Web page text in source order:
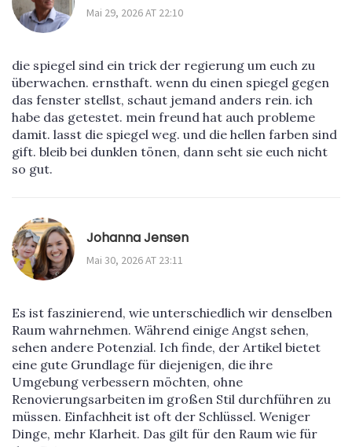
Mai 29, 2026 AT 22:10
die spiegel sind ein trick der regierung um euch zu
überwachen. ernsthaft. wenn du einen spiegel gegen
das fenster stellst, schaut jemand anders rein. ich
habe das getestet. mein freund hat auch probleme
damit. lasst die spiegel weg. und die hellen farben sind
gift. bleib bei dunklen tönen, dann seht sie euch nicht
so gut.
Johanna Jensen
Mai 30, 2026 AT 23:11
Es ist faszinierend, wie unterschiedlich wir denselben
Raum wahrnehmen. Während einige Angst sehen,
sehen andere Potenzial. Ich finde, der Artikel bietet
eine gute Grundlage für diejenigen, die ihre
Umgebung verbessern möchten, ohne
Renovierungsarbeiten im großen Stil durchführen zu
müssen. Einfachheit ist oft der Schlüssel. Weniger
Dinge, mehr Klarheit. Das gilt für den Raum wie für